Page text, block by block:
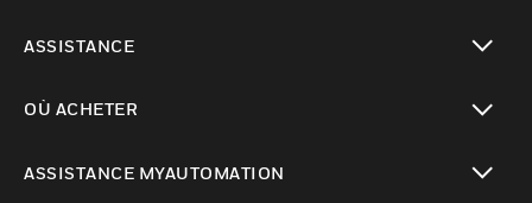
ASSISTANCE
OÙ ACHETER
ASSISTANCE MYAUTOMATION